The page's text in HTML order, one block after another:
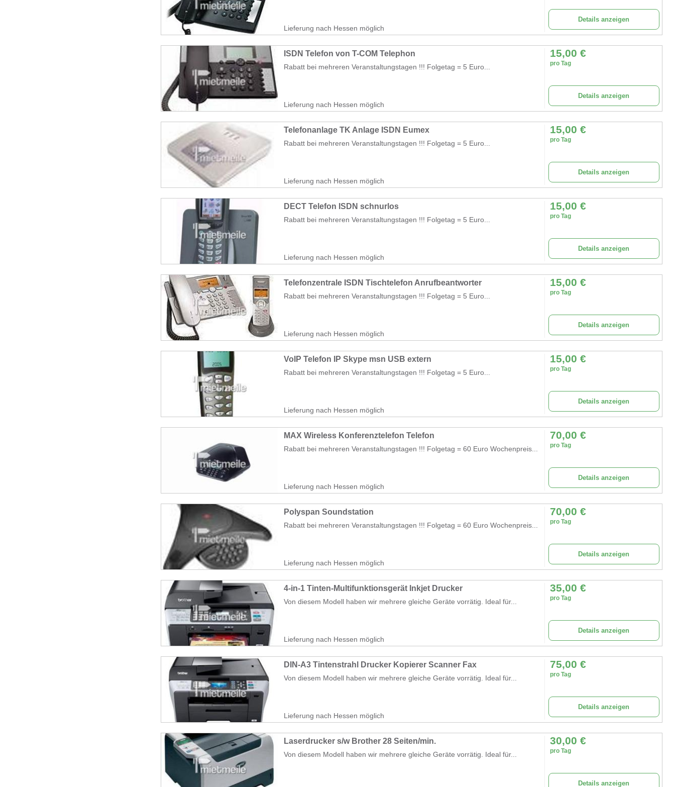
Lieferung nach Hessen möglich
Details anzeigen
ISDN Telefon von T-COM Telephon
Rabatt bei mehreren Veranstaltungstagen !!! Folgetag = 5 Euro...
Lieferung nach Hessen möglich
15,00 €
pro Tag
Details anzeigen
Telefonanlage TK Anlage ISDN Eumex
Rabatt bei mehreren Veranstaltungstagen !!! Folgetag = 5 Euro...
Lieferung nach Hessen möglich
15,00 €
pro Tag
Details anzeigen
DECT Telefon ISDN schnurlos
Rabatt bei mehreren Veranstaltungstagen !!! Folgetag = 5 Euro...
Lieferung nach Hessen möglich
15,00 €
pro Tag
Details anzeigen
Telefonzentrale ISDN Tischtelefon Anrufbeantworter
Rabatt bei mehreren Veranstaltungstagen !!! Folgetag = 5 Euro...
Lieferung nach Hessen möglich
15,00 €
pro Tag
Details anzeigen
VoIP Telefon IP Skype msn USB extern
Rabatt bei mehreren Veranstaltungstagen !!! Folgetag = 5 Euro...
Lieferung nach Hessen möglich
15,00 €
pro Tag
Details anzeigen
MAX Wireless Konferenztelefon Telefon
Rabatt bei mehreren Veranstaltungstagen !!! Folgetag = 60 Euro Wochenpreis...
Lieferung nach Hessen möglich
70,00 €
pro Tag
Details anzeigen
Polyspan Soundstation
Rabatt bei mehreren Veranstaltungstagen !!! Folgetag = 60 Euro Wochenpreis...
Lieferung nach Hessen möglich
70,00 €
pro Tag
Details anzeigen
4-in-1 Tinten-Multifunktionsgerät Inkjet Drucker
Von diesem Modell haben wir mehrere gleiche Geräte vorrätig. Ideal für...
Lieferung nach Hessen möglich
35,00 €
pro Tag
Details anzeigen
DIN-A3 Tintenstrahl Drucker Kopierer Scanner Fax
Von diesem Modell haben wir mehrere gleiche Geräte vorrätig. Ideal für...
Lieferung nach Hessen möglich
75,00 €
pro Tag
Details anzeigen
Laserdrucker s/w Brother 28 Seiten/min.
Von diesem Modell haben wir mehrere gleiche Geräte vorrätig. Ideal für...
30,00 €
pro Tag
Details anzeigen